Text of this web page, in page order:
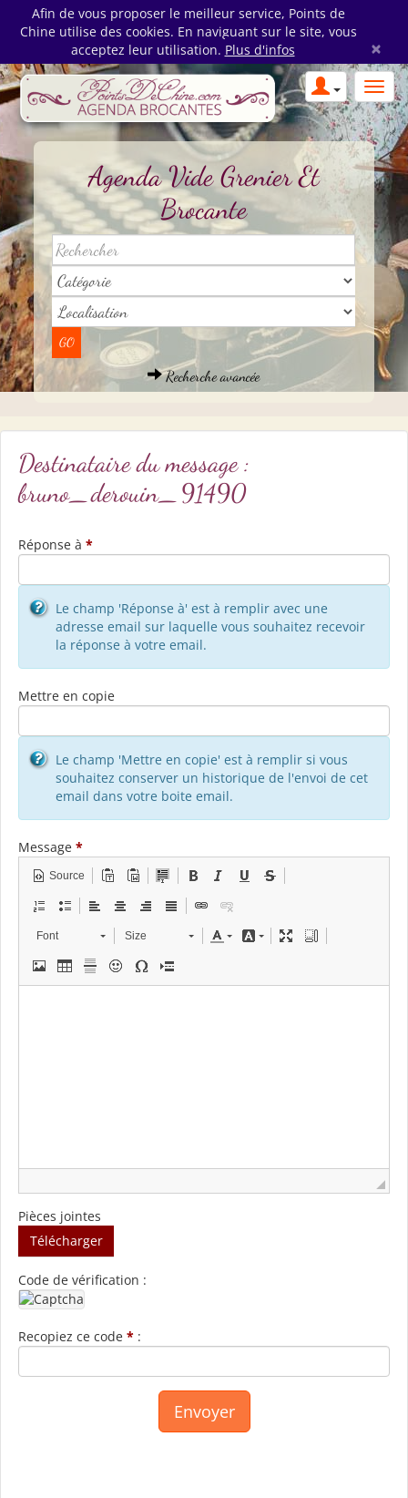
Afin de vous proposer le meilleur service, Points de
Chine utilise des cookies. En naviguant sur le site, vous
acceptez leur utilisation. Plus d'infos ×
Agenda Vide Grenier Et
Brocante
Recherche avancée
Destinataire du message :
bruno_derouin_91490
Réponse à *
Le champ 'Réponse à' est à remplir avec une
adresse email sur laquelle vous souhaitez recevoir
la réponse à votre email.
Mettre en copie
Le champ 'Mettre en copie' est à remplir si vous
souhaitez conserver un historique de l'envoi de cet
email dans votre boite email.
Message *
Source
Font Size
Pièces jointes
Télécharger
Code de vérification :
Recopiez ce code * :